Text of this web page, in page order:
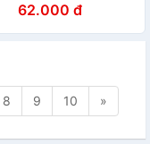
62.000 đ
8 9 10 »